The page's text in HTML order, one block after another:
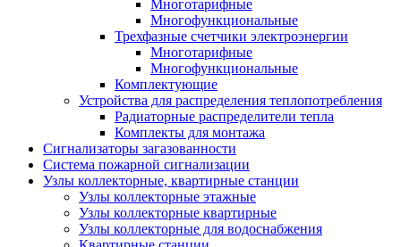
Многотарифные
Многофункциональные
Трехфазные счетчики электроэнергии
Многотарифные
Многофункциональные
Комплектующие
Устройства для распределения теплопотребления
Радиаторные распределители тепла
Комплекты для монтажа
Сигнализаторы загазованности
Система пожарной сигнализации
Узлы коллекторные, квартирные станции
Узлы коллекторные этажные
Узлы коллекторные квартирные
Узлы коллекторные для водоснабжения